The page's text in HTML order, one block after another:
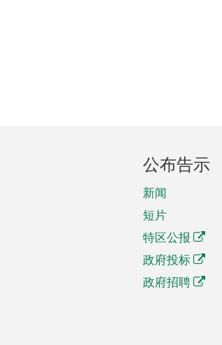
公布告示
新闻
短片
特区公报
政府投标
政府招聘